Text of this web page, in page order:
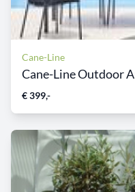
Cane-Line
Cane-Line Outdoor
€ 399,-